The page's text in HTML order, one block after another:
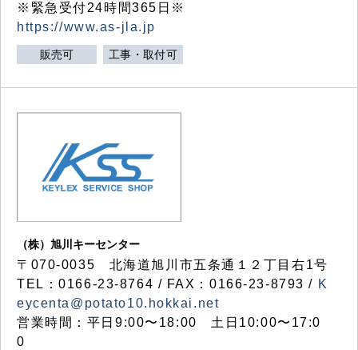
※緊急受付24時間365日※
https://www.as-jla.jp
販売可 工事・取付可
（株）旭川キーセンター
〒070-0035 北海道旭川市五条通１２丁目右1号
TEL：0166-23-8764 / FAX：0166-23-8793 / K
eycenta@potato10.hokkai.net
営業時間：平日9:00〜18:00 土日10:00〜17:0
0